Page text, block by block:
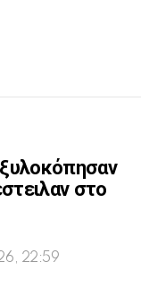
στο
22:59